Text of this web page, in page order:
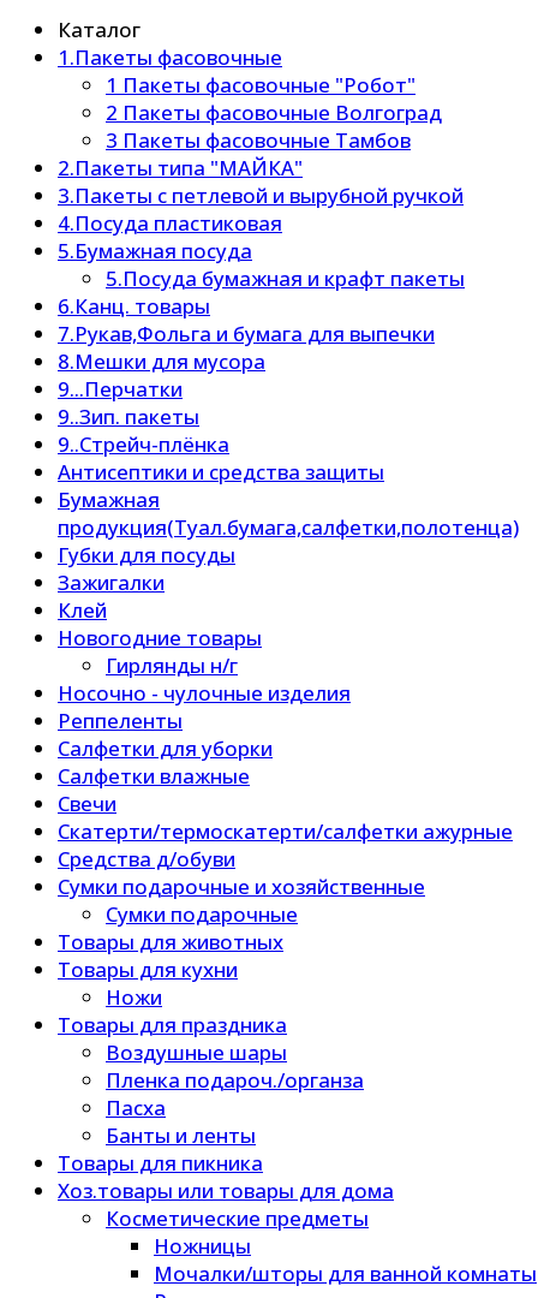
Каталог
1.Пакеты фасовочные
1 Пакеты фасовочные "Робот"
2 Пакеты фасовочные Волгоград
3 Пакеты фасовочные Тамбов
2.Пакеты типа "МАЙКА"
3.Пакеты с петлевой и вырубной ручкой
4.Посуда пластиковая
5.Бумажная посуда
5.Посуда бумажная и крафт пакеты
6.Канц. товары
7.Рукав,Фольга и бумага для выпечки
8.Мешки для мусора
9...Перчатки
9..Зип. пакеты
9..Стрейч-плёнка
Антисептики и средства защиты
Бумажная
продукция(Туал.бумага,салфетки,полотенца)
Губки для посуды
Зажигалки
Клей
Новогодние товары
Гирлянды н/г
Носочно - чулочные изделия
Реппеленты
Салфетки для уборки
Салфетки влажные
Свечи
Скатерти/термоскатерти/салфетки ажурные
Средства д/обуви
Сумки подарочные и хозяйственные
Сумки подарочные
Товары для животных
Товары для кухни
Ножи
Товары для праздника
Воздушные шары
Пленка подароч./органза
Пасха
Банты и ленты
Товары для пикника
Хоз.товары или товары для дома
Косметические предметы
Ножницы
Мочалки/шторы для ванной комнаты